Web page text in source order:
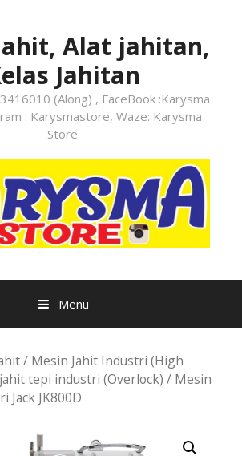
Alat jahitan,
Jahitan
(Along) , FaceBook :Karysma
: Karysmastore, Waze: Karysma
Store
Menu
/ Mesin Jahit Industri (High
tepi industri (Overlock) / Mesin
Jack JK800D